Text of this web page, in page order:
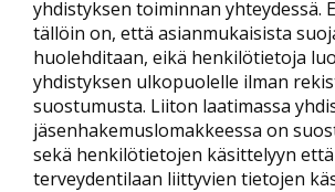
yhdistyksen toiminnan yhteydessä.
tällöin on, että asianmukaisista
huolehditaan, eikä henkilötietoja
yhdistyksen ulkopuolelle ilman
suostumusta. Liiton laatimassa
jäsenhakemuslomakkeessa on
sekä henkilötietojen käsittelyyn että
terveydentilaan liittyvien tietojen